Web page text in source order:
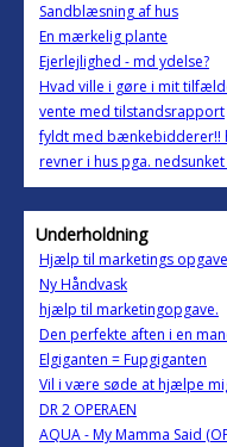
Sandblæsning af hus
En mærkelig plante
Ejerlejlighed - md ydelse?
Hvad ville i gøre i mit
vente med tilstandsrapport
fyldt med bænkebidderer!!
revner i hus pga.
Underholdning
Hjælp til marketings
Ny Håndvask
hjælp til marketingopgave.
Den perfekte aften i en
Elgiganten = Fupgiganten
Vil i være søde at hjælpe
DR 2 OPERAEN
AQUA - My Mamma Said